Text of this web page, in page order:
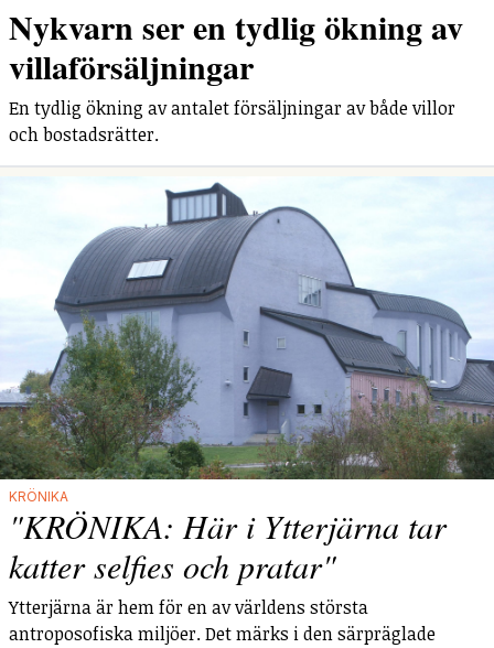
Nykvarn ser en tydlig ökning av
villaförsäljningar
En tydlig ökning av antalet försäljningar av både villor
och bostadsrätter.
KRÖNIKA
"KRÖNIKA: Här i Ytterjärna tar
katter selfies och pratar"
Ytterjärna är hem för en av världens största
antroposofiska miljöer. Det märks i den särpräglade